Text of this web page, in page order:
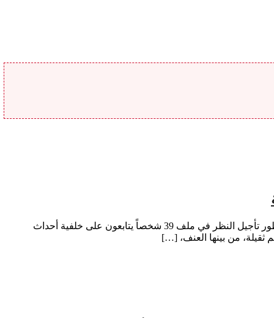
هشام بوخضارة في تطور جديد بواحدة من أكثر القضايا التي استأثرت باهتمام الرأي العام خلال الفترة الأخيرة، قررت المحكمة الابتدائية بالناظور تأجيل النظر في ملف 39 شخصاً يتابعون على خلفية أحداث
ثقيلة، من بينها العنف، […]